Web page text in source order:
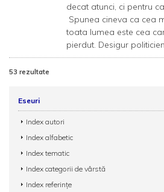
decat atunci, ci pentru
Spunea cineva ca cea
toata lumea este cea
pierdut. Desigur
53 rezultate
Eseuri
Index autori
Index alfabetic
Index tematic
Index categorii de vârstă
Index referințe